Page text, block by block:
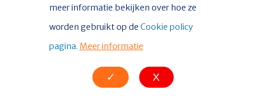
© Copyright 2026 DelfSail |Privacy policy|Cookie verklaring
|Colofon
meer informatie bekijken over hoe ze
worden gebruikt op de Cookie policy
pagina. Meer informatie
✓ X